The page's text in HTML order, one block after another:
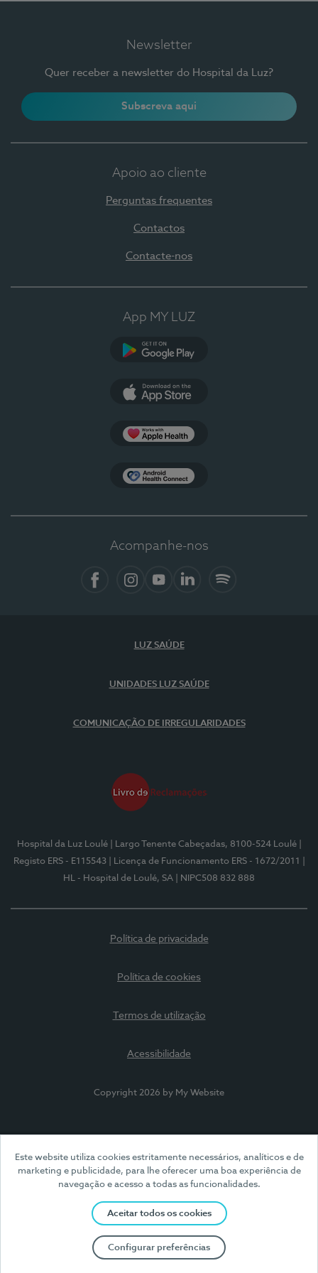
Este website utiliza cookies estritamente necessários, analíticos e de
marketing e publicidade, para lhe oferecer uma boa experiência de
navegação e acesso a todas as funcionalidades.
Aceitar todos os cookies
Configurar preferências
Newsletter
Quer receber a newsletter do Hospital da Luz?
Subscreva aqui
Apoio ao cliente
Perguntas frequentes
Contactos
Contacte-nos
App MY LUZ
Acompanhe-nos
LUZ SAÚDE
UNIDADES LUZ SAÚDE
COMUNICAÇÃO DE IRREGULARIDADES
Hospital da Luz Loulé | Largo Tenente Cabeçadas, 8100-524 Loulé
Registo ERS - E115543
| Licença de Funcionamento ERS - 1672/2011
HL - Hospital de Loulé, SA
| NIPC508 832 888
Política de privacidade
Política de cookies
Termos de utilização
Acessibilidade
Copyright 2026 by My Website